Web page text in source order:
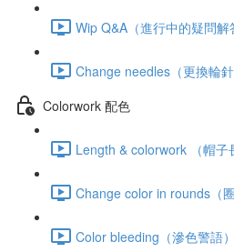
Wip Q&A（進行中的疑問
Change needles（更換輪
Colorwork 配色
Length & colorwork （帽子
Change color in rounds（
Color bleeding（滲色警語